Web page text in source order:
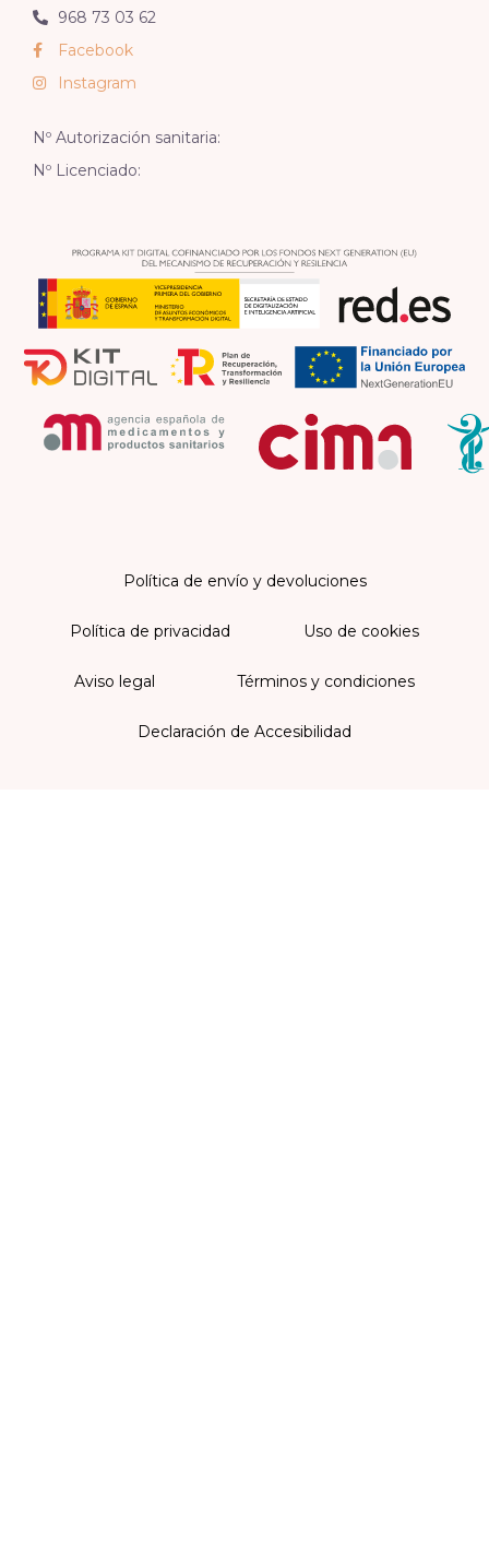
968 73 03 62
Facebook
Instagram
Nº Autorización sanitaria:
Nº Licenciado:
Política de envío y devoluciones
Política de privacidad Uso de cookies
Aviso legal Términos y condiciones
Declaración de Accesibilidad